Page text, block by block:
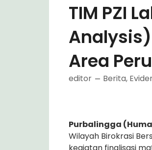
TIM PZI
Area
editor Berita,
Purbalingga
Wilayah Birokrasi